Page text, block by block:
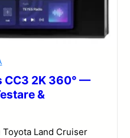
CC3 2K 360° —
&
Land Cruiser